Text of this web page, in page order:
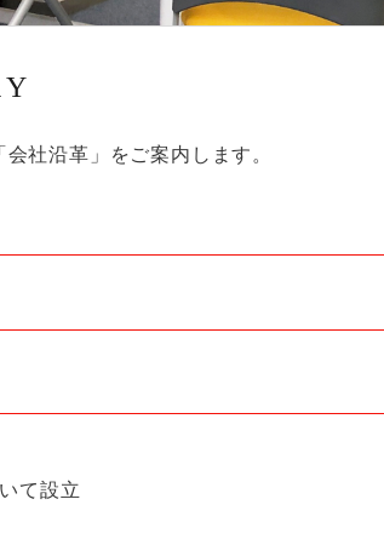
社沿革」をご案内します。
て設立